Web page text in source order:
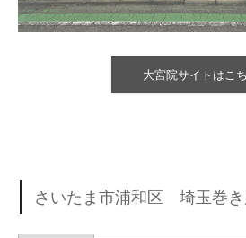
大宮院サイトはこ
さいたま市浦和区 埼玉巻